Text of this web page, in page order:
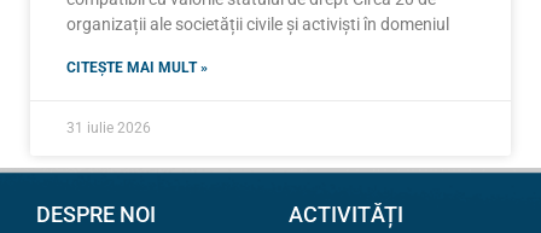
organizații ale societății civile și activiști în domeniul
CITEȘTE MAI MULT »
31 iulie 2026
DESPRE NOI ACTIVITĂȚI